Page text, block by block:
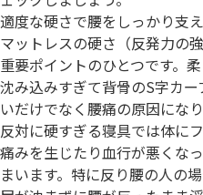
適度な硬さで腰をしっかり支
マットレスの硬さ（反発力の
重要ポイントのひとつです。
沈み込みすぎて背骨のS字カ
いだけでなく腰痛の原因になり
反対に硬すぎる寝具では体に
痛みを生じたり血行が悪くな
まいます。特に反り腰の人の